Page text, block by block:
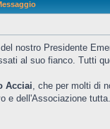
nostro Presidente
al suo fianco. Tutti
Acciai, che per molti di
e dell'Associazione tutta.